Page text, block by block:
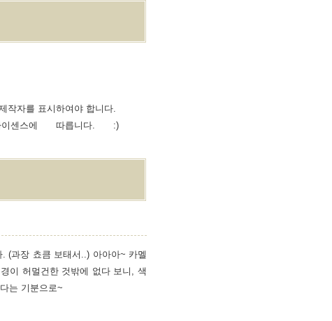
작자를 표시하여야 합니다.
스에 따릅니다. :)
(과장 쵸큼 보태서..) 아아아~ 카멜
이 허멀건한 것밖에 없다 보니, 색
는 기분으로~